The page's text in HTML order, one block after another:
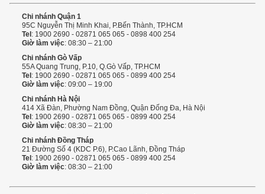
Chi nhánh Quận 1
95C Nguyễn Thị Minh Khai, P.Bến Thành, TP.HCM
Tel : 1900 2690 - 02871 065 065 - 0898 400 254
Giờ làm việc: 08:30 – 21:00
Chi nhánh Gò Vấp
55A Quang Trung, P.10, Q.Gò Vấp, TP.HCM
Tel : 1900 2690 - 02871 065 065 - 0899 400 254
Giờ làm việc: 09:00 – 19:00
Chi nhánh Hà Nội
414 Xã Đàn, Phường Nam Đồng, Quận Đống Đa, Hà Nội
Tel : 1900 2690 - 02871 065 065 - 0899 400 254
Giờ làm việc: 08:30 – 21:00
Chi nhánh Đồng Tháp
21 Đường Số 4 (KDC P.6), P.Cao Lãnh, Đồng Tháp
Tel : 1900 2690 - 02871 065 065 - 0899 400 254
Giờ làm việc: 08:30 – 21:00